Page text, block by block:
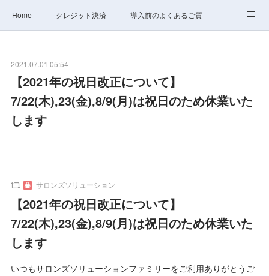
Home クレジット決済 導入前のよくあるご質問
2021.07.01 05:54
【2021年の祝日改正について】
7/22(木),23(金),8/9(月)は祝日のため休業いた
します
サロンズソリューション
【2021年の祝日改正について】
7/22(木),23(金),8/9(月)は祝日のため休業いた
します
いつもサロンズソリューションファミリーをご利用ありがとうご